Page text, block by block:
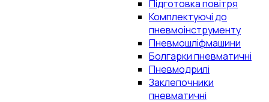
Підготовка повітря
Комплектуючі до
пневмоінструменту
Пневмошліфмашини
Болгарки пневматичні
Пневмодрилі
Заклепочники
пневматичні